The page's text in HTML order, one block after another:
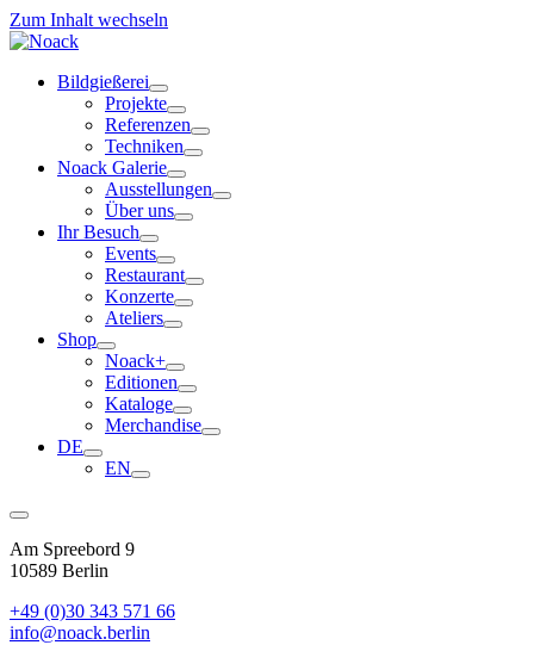
Zum Inhalt wechseln
Bildgießerei
Projekte
Referenzen
Techniken
Noack Galerie
Ausstellungen
Über uns
Ihr Besuch
Events
Restaurant
Konzerte
Ateliers
Shop
Noack+
Editionen
Kataloge
Merchandise
DE
EN
Am Spreebord 9
10589 Berlin
+49 (0)30 343 571 66
info@noack.berlin